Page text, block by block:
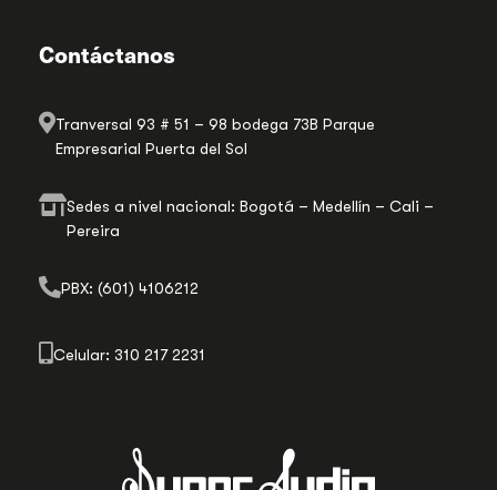
Contáctanos
Tranversal 93 # 51 – 98 bodega 73B Parque
Empresarial Puerta del Sol
Sedes a nivel nacional: Bogotá – Medellín – Cali –
Pereira
PBX: (601) 4106212
Celular: 310 217 2231